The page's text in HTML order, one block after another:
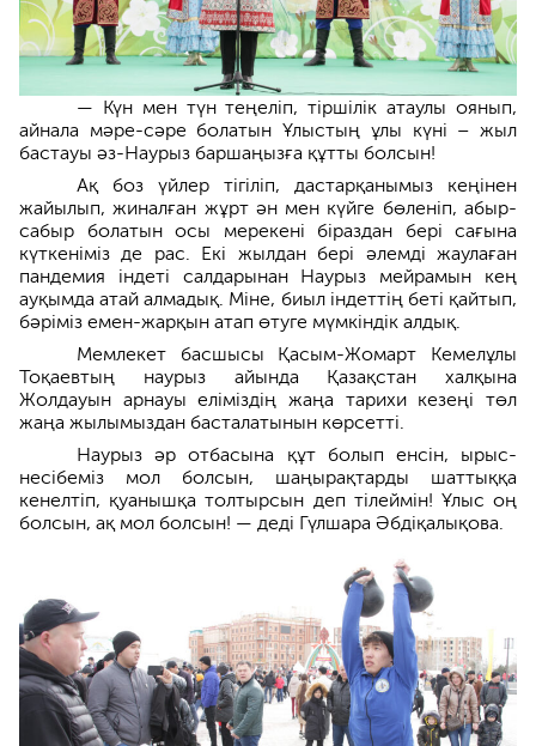
— Күн мен түн теңеліп, тіршілік атаулы оянып,
айнала мәре-сәре болатын Ұлыстың ұлы күні – жыл
бастауы әз-Наурыз баршаңызға құтты болсын!
Ақ боз үйлер тігіліп, дастарқанымыз кеңінен
жайылып, жиналған жұрт ән мен күйге бөленіп, абыр-
сабыр болатын осы мерекені біраздан бері сағына
күткеніміз де рас. Екі жылдан бері әлемді жаулаған
пандемия індеті салдарынан Наурыз мейрамын кең
ауқымда атай алмадық. Міне, биыл індеттің беті қайтып,
бәріміз емен-жарқын атап өтуге мүмкіндік алдық.
Мемлекет басшысы Қасым-Жомарт Кемелұлы
Тоқаевтың наурыз айында Қазақстан халқына
Жолдауын арнауы еліміздің жаңа тарихи кезеңі төл
жаңа жылымыздан басталатынын көрсетті.
Наурыз әр отбасына құт болып енсін, ырыс-
несібеміз мол болсын, шаңырақтарды шаттыққа
кенелтіп, қуанышқа толтырсын деп тілеймін! Ұлыс оң
болсын, ақ мол болсын! — деді Гүлшара Әбдіқалықова.